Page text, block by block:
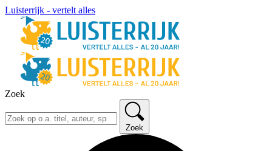
Luisterrijk - vertelt alles
Zoek
Zoek